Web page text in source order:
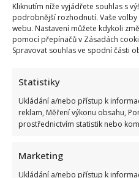
Kliknutím níže vyjádřete souhlas s
podrobnější rozhodnutí. Vaše
webu. Nastavení můžete kdykoli
pomocí přepínačů v Zásadách
Spravovat souhlas ve spodní části
Statistiky
Ukládání a/nebo přístup k
reklam, Měření výkonu obsahu,
prostřednictvím statistik nebo
Marketing
Ukládání a/nebo přístup k